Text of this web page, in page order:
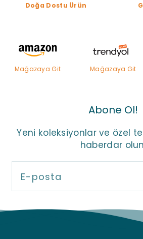
Doğa Dostu Ürün
Mağazaya Git Mağazaya Git
Abone Ol!
Yeni koleksiyonlar ve özel
haberdar
E-posta